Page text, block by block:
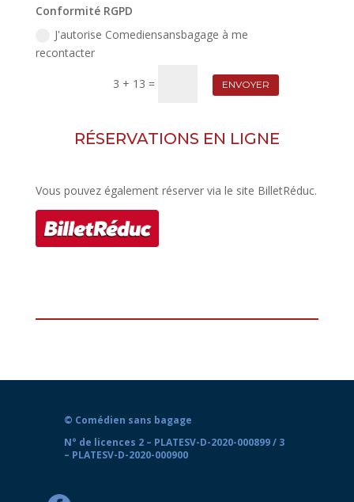
Conformité RGPD
J'autorise Comediensansbagage à me
recontacter
3 + 13 = ENVOYER
RÉSERVATIONS EN LIGNE
Vous pouvez également réserver via le site BilletRéduc.
© Comédien sans bagage
N° de licences 2 – PLATESV-D-2020-000899 / 3
– PLATESV-D-2020-000900